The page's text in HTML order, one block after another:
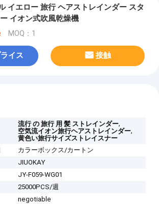
イエロー 旅行 ヘアストレインダー スタ
イオン式吹風乾燥機
MOQ：1
イス 接触
流行 の 旅行 用 髪 ストレインダー,
空気流イオン旅行ヘアストレインダー,
黄色い旅行サイズストレイスナー
カラーボックス/カートン
JIUOKAY
JY-F059-WG01
25000PCS/週
negotiable